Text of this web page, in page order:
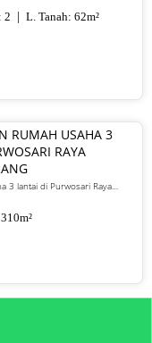
2 L. Tanah: 62m²
RUMAH USAHA 3
RAYA
3 lantai di Purwosari Raya
juta per tahun.
310m²